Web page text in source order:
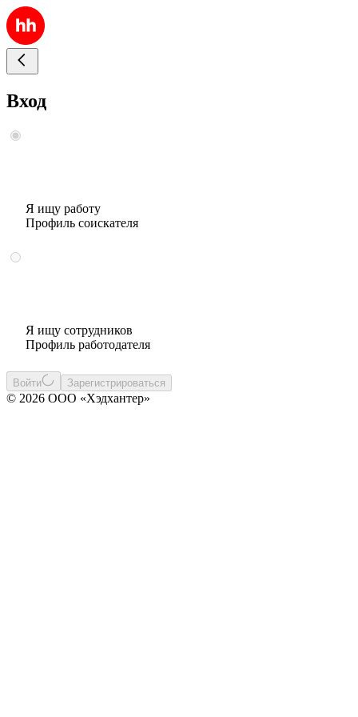
Вход
Я ищу работу
Профиль соискателя
Я ищу сотрудников
Профиль работодателя
Войти Зарегистрироваться
© 2026 ООО «Хэдхантер»